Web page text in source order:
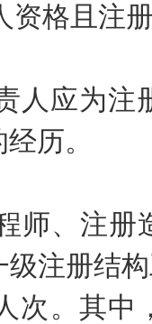
格且注册
应为注
历。
、注册
注册结
次。其中